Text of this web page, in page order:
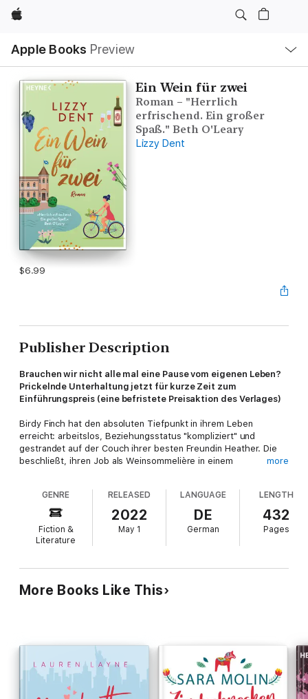
Apple
Apple Books Preview
Nav
Open
Menu
Ein Wein für zwei
Roman – "Herrlich
erfrischend. Ein großer
Spaß." Beth O'Leary
Lizzy Dent
$6.99
Publisher Description
Brauchen wir nicht alle mal eine Pause vom eigenen Leben?
Prickelnde Unterhaltung jetzt für kurze Zeit zum
Einführungspreis (eine befristete Preisaktion des Verlages)
Birdy Finch hat den absoluten Tiefpunkt in ihrem Leben
erreicht: arbeitslos, Beziehungsstatus "kompliziert" und
gestrandet auf der Couch ihrer besten Freundin Heather. Die
beschließt, ihren Job als Weinsommelière in einem
Heather aus. Wie schwer kann es schon sein, reichen Leuten
Wein einzuschenken? Birdy gibt ihr Bestes, um den Wein – äh
Schein – zu wahren. Doch nicht nur die Gefühle für den
attraktiven Koch James könnten ihr einen Strich durch die
Rechnung machen.
more
GENRE
Fiction &
Literature
RELEASED
2022
May 1
LANGUAGE
DE
German
LENGTH
432
Pages
More Books Like This